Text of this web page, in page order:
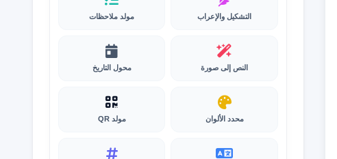
التشكيل والإعراب مولد ملاحظات
النص إلى صورة محول التاريخ
محدد الألوان مولد QR